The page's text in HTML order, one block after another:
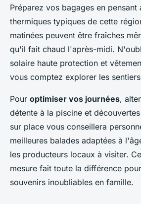
Préparez vos bagages en pensant
thermiques typiques de cette
matinées peuvent être fraîches
qu'il fait chaud l'après-midi.
solaire haute protection et
vous comptez explorer les
Pour optimiser vos journées,
détente à la piscine et
sur place vous conseillera
meilleures balades adaptées à
les producteurs locaux à visiter.
mesure fait toute la différence
souvenirs inoubliables en famille.